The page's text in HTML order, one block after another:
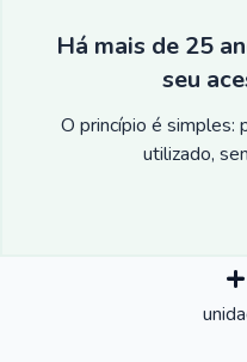
Há mais de 25
seu
O princípio é simples:
utilizado,